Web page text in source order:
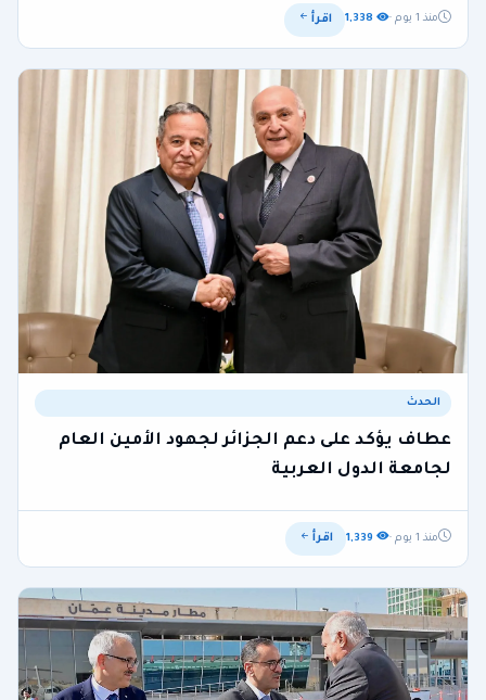
منذ 1 يوم · اقرأ
الحدث
عطاف يؤكد على دعم الجزائر لجهود الأمين العام
لجامعة الدول العربية
منذ 1 يوم · اقرأ